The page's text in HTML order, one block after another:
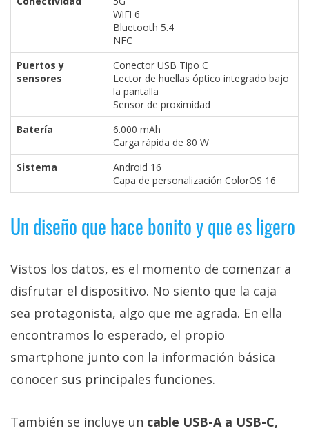
WiFi 6
Bluetooth 5.4
NFC
Puertos y
sensores
Conector USB Tipo C
Lector de huellas óptico integrado bajo
la pantalla
Sensor de proximidad
Batería
6.000 mAh
Carga rápida de 80 W
Sistema
Android 16
Capa de personalización ColorOS 16
Un diseño que hace bonito y que es ligero
Vistos los datos, es el momento de comenzar a
disfrutar el dispositivo. No siento que la caja
sea protagonista, algo que me agrada. En ella
encontramos lo esperado, el propio
smartphone junto con la información básica
conocer sus principales funciones.
También se incluye un cable USB-A a USB-C,